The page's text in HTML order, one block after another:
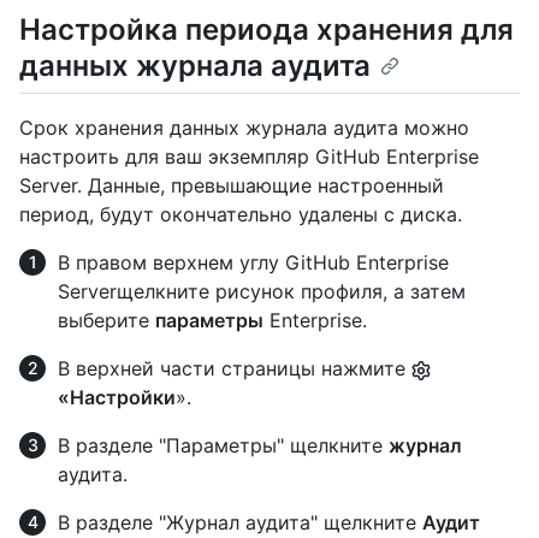
Настройка периода хранения для
данных журнала аудита
Срок хранения данных журнала аудита можно
настроить для ваш экземпляр GitHub Enterprise
Server. Данные, превышающие настроенный
период, будут окончательно удалены с диска.
В правом верхнем углу GitHub Enterprise
Serverщелкните рисунок профиля, а затем
выберите параметры Enterprise.
В верхней части страницы нажмите
«Настройки».
В разделе "Параметры" щелкните журнал
аудита.
В разделе "Журнал аудита" щелкните Аудит